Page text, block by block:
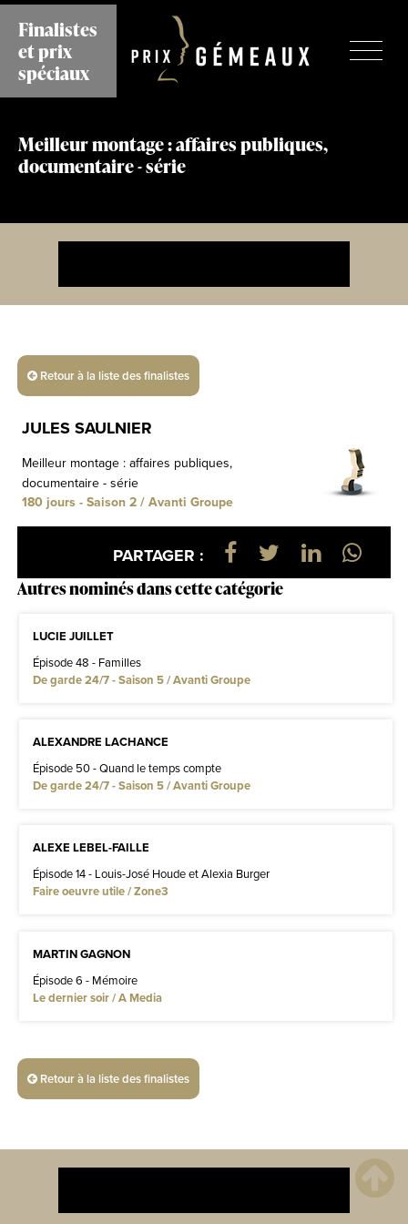
Aller
contenu
principal
Finalistes
et prix
spéciaux
Meilleur montage : affaires publiques,
documentaire - série
Retour à la liste des finalistes
JULES SAULNIER
Meilleur montage : affaires publiques,
documentaire - série
180 jours - Saison 2 / Avanti Groupe
PARTAGER :
Autres nominés dans cette catégorie
LUCIE JUILLET
Épisode 48 - Familles
De garde 24/7 - Saison 5 / Avanti Groupe
ALEXANDRE LACHANCE
Épisode 50 - Quand le temps compte
De garde 24/7 - Saison 5 / Avanti Groupe
ALEXE LEBEL-FAILLE
Épisode 14 - Louis-José Houde et Alexia Burger
Faire oeuvre utile / Zone3
MARTIN GAGNON
Épisode 6 - Mémoire
Le dernier soir / A Media
Retour à la liste des finalistes